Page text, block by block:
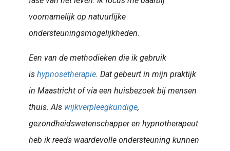
voornamelijk op natuurlijke
ondersteuningsmogelijkheden.
Een van de methodieken die ik gebruik
is hypnosetherapie. Dat gebeurt in mijn praktijk
in Maastricht of via een huisbezoek bij mensen
thuis. Als wijkverpleegkundige,
gezondheidswetenschapper en hypnotherapeut
heb ik reeds waardevolle ondersteuning kunnen